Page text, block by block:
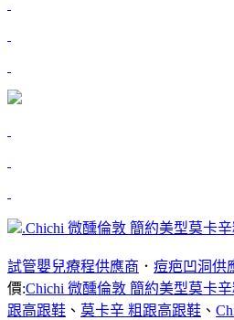
.Chichi 微醺倫敦 簡約美型莫卡
試管嬰兒療程供應商 ． 痘疤凹洞供
價:Chichi 微醺倫敦 簡約美型莫卡
跟高跟鞋 、 莫卡辛 粗跟高跟鞋 、